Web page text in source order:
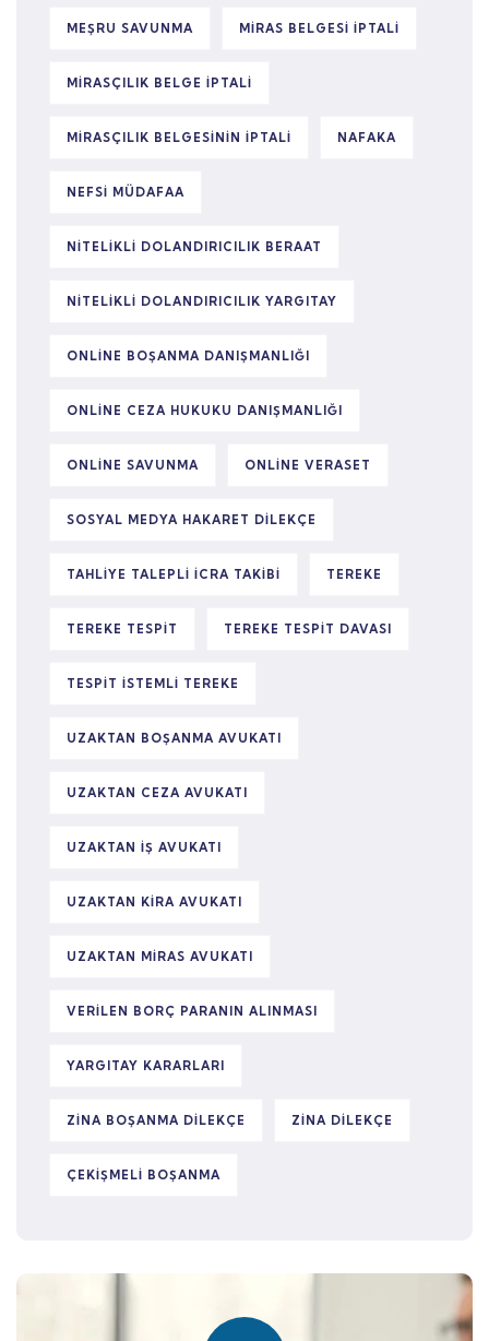
MEŞRU SAVUNMA MIRAS BELGESI IPTALI
MIRASÇILIK BELGE IPTALI
MIRASÇILIK BELGESININ IPTALI NAFAKA
NEFSI MÜDAFAA
NITELIKLI DOLANDIRICILIK BERAAT
NITELIKLI DOLANDIRICILIK YARGITAY
ONLINE BOŞANMA DANIŞMANLIĞI
ONLINE CEZA HUKUKU DANIŞMANLIĞI
ONLINE SAVUNMA ONLINE VERASET
SOSYAL MEDYA HAKARET DILEKÇE
TAHLIYE TALEPLI ICRA TAKIBI TEREKE
TEREKE TESPIT TEREKE TESPIT DAVASI
TESPIT ISTEMLI TEREKE
UZAKTAN BOŞANMA AVUKATI
UZAKTAN CEZA AVUKATI
UZAKTAN IŞ AVUKATI
UZAKTAN KIRA AVUKATI
UZAKTAN MIRAS AVUKATI
VERILEN BORÇ PARANIN ALINMASI
YARGITAY KARARLARI
ZINA BOŞANMA DILEKÇE ZINA DILEKÇE
ÇEKIŞMELI BOŞANMA